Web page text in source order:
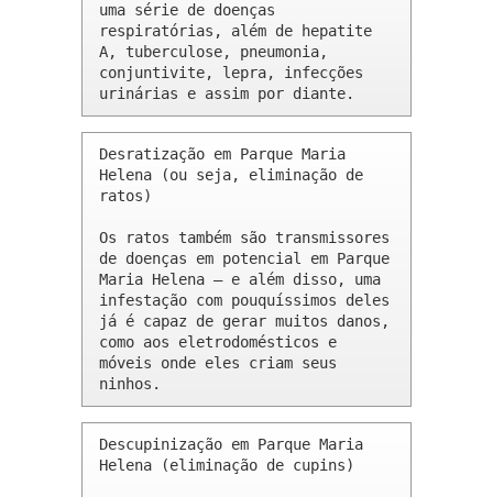
uma série de doenças
respiratórias, além de hepatite
A, tuberculose, pneumonia,
conjuntivite, lepra, infecções
urinárias e assim por diante.
Desratização em Parque Maria
Helena (ou seja, eliminação de
ratos)
Os ratos também são transmissores
de doenças em potencial em Parque
Maria Helena – e além disso, uma
infestação com pouquíssimos deles
já é capaz de gerar muitos danos,
como aos eletrodomésticos e
móveis onde eles criam seus
ninhos.
Descupinização em Parque Maria
Helena (eliminação de cupins)